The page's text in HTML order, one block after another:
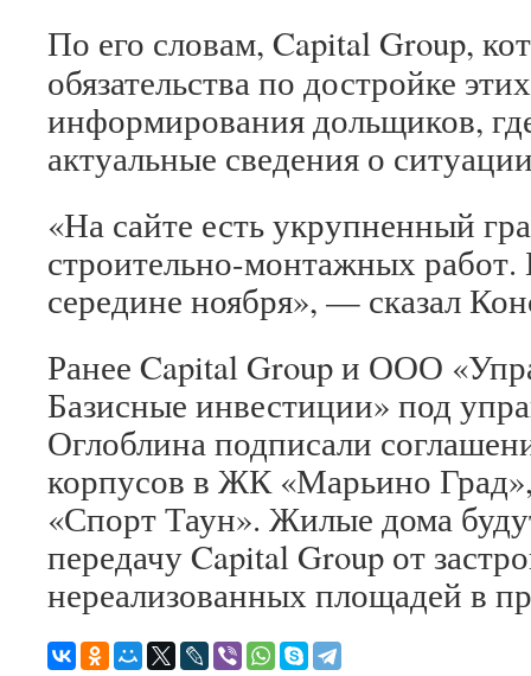
По его словам, Capital Group,
обязательства по достройке
информирования дольщиков,
актуальные сведения о
«На сайте есть укрупненный
строительно-монтажных работ.
середине ноября», — сказал
Ранее Capital Group и ООО
Базисные инвестиции» под
Оглоблина подписали
корпусов в ЖК «Марьино
«Спорт Таун». Жилые дома
передачу Capital Group от
нереализованных площадей в